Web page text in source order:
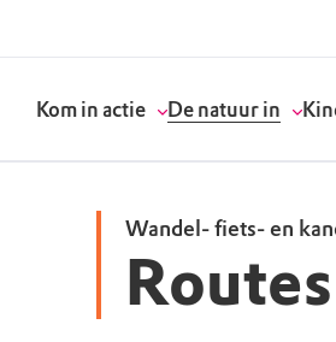
Kom in actie De natuur in
Wandel- fiets- en